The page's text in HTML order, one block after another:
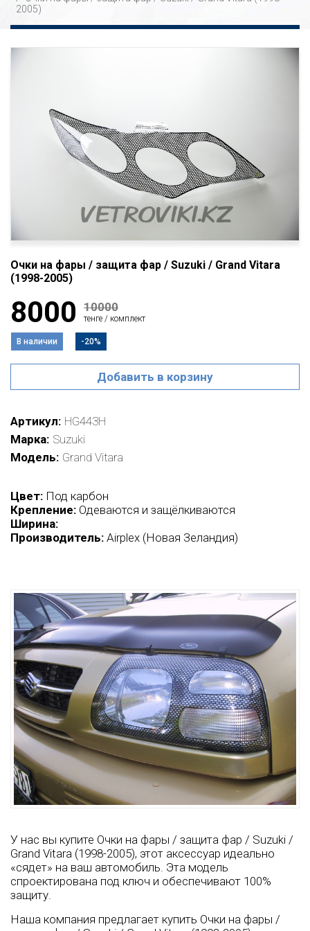
2005)
Очки на фары / защита фар / Suzuki / Grand Vitara
(1998-2005)
8000 10000
тенге / комплект
В наличии -20%
Добавить в корзину
Артикул HG443H
Марка Suzuki
Модель Grand Vitara
Цвет: Под карбон
Крепление: Одеваются и защёлкиваются
Ширина:
Производитель: Airplex (Новая Зеландия)
У нас вы купите Очки на фары / защита фар / Suzuki /
Grand Vitara (1998-2005), этот аксессуар идеально
«сядет» на ваш автомобиль. Эта модель
спроектирована под ключ и обеспечивают 100%
защиту.
Наша компания предлагает купить Очки на фары /